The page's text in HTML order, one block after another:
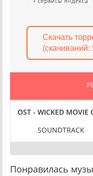
Скачать
(cкачиваний:
24-BIT HI-RES] (2024)
RES] (2024) FLAC
BIT HI-RES] (2024) FLAC
OST - WICKED MOVIE
SOUNDTRACK
Понравилась